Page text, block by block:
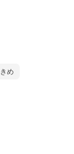
め